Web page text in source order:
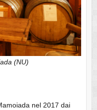
(NU)
nel 2017 dai